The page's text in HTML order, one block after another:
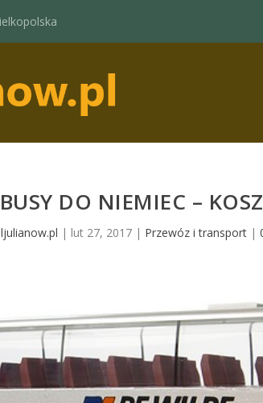
DO NIEMIEC –
| lut 27, 2017 | Przewóz i transport |